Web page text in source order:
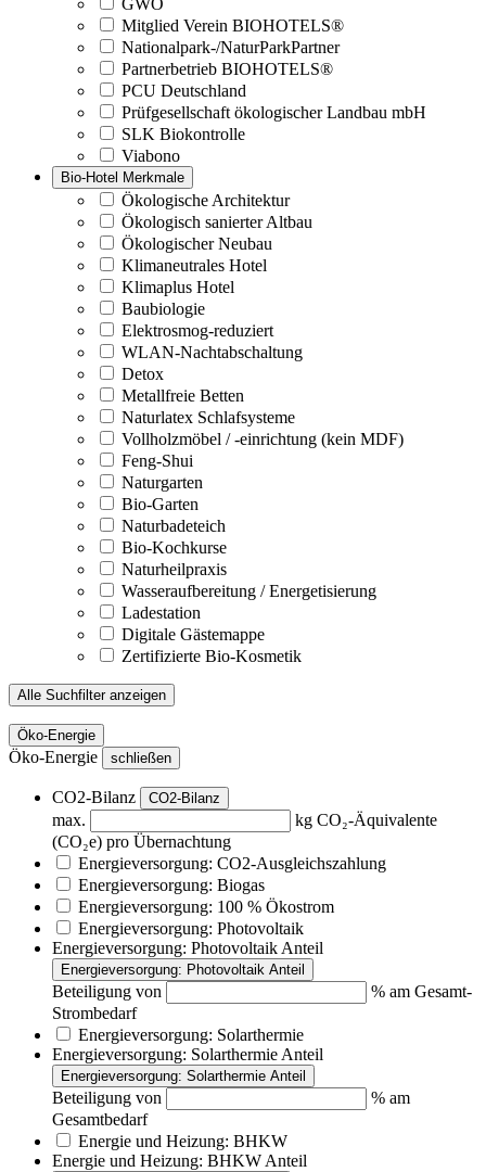
Mitglied Verein BIOHOTELS®
Nationalpark-/NaturParkPartner
Partnerbetrieb BIOHOTELS®
PCU Deutschland
Prüfgesellschaft ökologischer Landbau mbH
SLK Biokontrolle
Viabono
Bio-Hotel Merkmale
Ökologische Architektur
Ökologisch sanierter Altbau
Ökologischer Neubau
Klimaneutrales Hotel
Klimaplus Hotel
Baubiologie
Elektrosmog-reduziert
WLAN-Nachtabschaltung
Detox
Metallfreie Betten
Naturlatex Schlafsysteme
Vollholzmöbel / -einrichtung (kein MDF)
Feng-Shui
Naturgarten
Bio-Garten
Naturbadeteich
Bio-Kochkurse
Naturheilpraxis
Wasseraufbereitung / Energetisierung
Ladestation
Digitale Gästemappe
Zertifizierte Bio-Kosmetik
Alle Suchfilter anzeigen
Öko-Energie
Öko-Energie schließen
CO2-Bilanz CO2-Bilanz
max.
kg CO₂-Äquivalente
(CO₂e) pro Übernachtung
Energieversorgung: CO2-Ausgleichszahlung
Energieversorgung: Biogas
Energieversorgung: 100 % Ökostrom
Energieversorgung: Photovoltaik
Energieversorgung: Photovoltaik Anteil
Energieversorgung: Photovoltaik Anteil
Beteiligung von
% am Gesamt-
Strombedarf
Energieversorgung: Solarthermie
Energieversorgung: Solarthermie Anteil
Energieversorgung: Solarthermie Anteil
Beteiligung von
% am
Gesamtbedarf
Energie und Heizung: BHKW
Energie und Heizung: BHKW Anteil